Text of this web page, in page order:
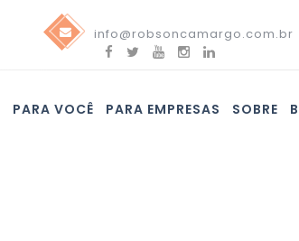
info@robsoncamargo.com.br
PARA VOCÊ PARA EMPRESAS SOBRE